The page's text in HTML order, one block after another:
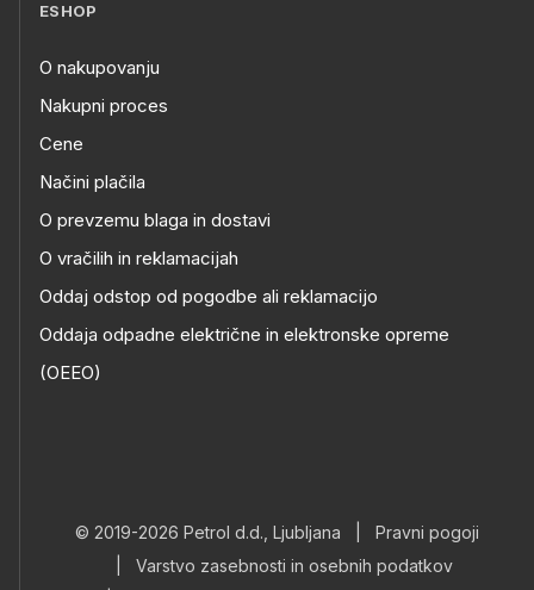
ESHOP
O nakupovanju
Nakupni proces
Cene
Načini plačila
O prevzemu blaga in dostavi
O vračilih in reklamacijah
Oddaj odstop od pogodbe ali reklamacijo
Oddaja odpadne električne in elektronske opreme
(OEEO)
© 2019-2026 Petrol d.d., Ljubljana
Pravni pogoji
Varstvo zasebnosti in osebnih podatkov